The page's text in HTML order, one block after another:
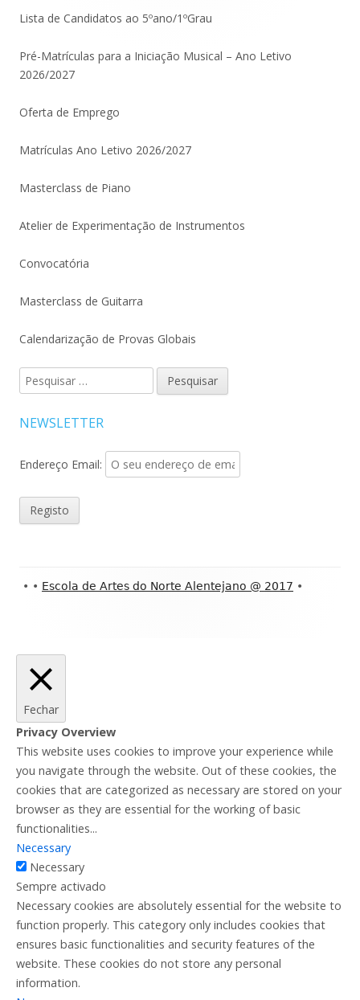
Lista de Candidatos ao 5ºano/1ºGrau
Pré-Matrículas para a Iniciação Musical – Ano Letivo
2026/2027
Oferta de Emprego
Matrículas Ano Letivo 2026/2027
Masterclass de Piano
Atelier de Experimentação de Instrumentos
Convocatória
Masterclass de Guitarra
Calendarização de Provas Globais
Pesquisar
por:
NEWSLETTER
Endereço Email:
Conteúdo
• • Escola de Artes do Norte Alentejano @ 2017 •
Fechar
Privacy Overview
This website uses cookies to improve your experience while
you navigate through the website. Out of these cookies, the
cookies that are categorized as necessary are stored on your
browser as they are essential for the working of basic
functionalities...
Necessary
Necessary
Sempre activado
Necessary cookies are absolutely essential for the website to
function properly. This category only includes cookies that
ensures basic functionalities and security features of the
website. These cookies do not store any personal
information.